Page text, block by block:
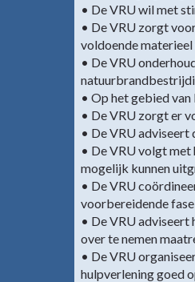
• De VRU wil met
• De VRU zorgt
voldoende
• De VRU
• Op het gebied
• De VRU zorgt er
• De VRU adviseert
• De VRU volgt
mogelijk kunnen
• De VRU
voorbereidende
• De VRU adviseert
over te nemen
• De VRU
hulpverlening goed